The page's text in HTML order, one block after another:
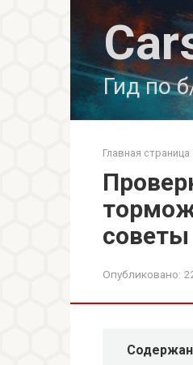
Гид по
Главная страница
советы
Опубликовано: